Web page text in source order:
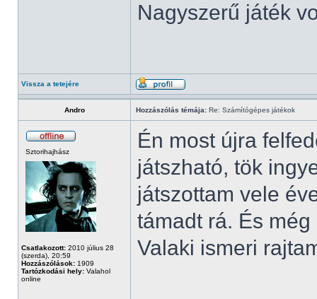
Nagyszerű játék
Vissza a tetejére
Andro Hozzászólás témája: Re: Számítógépes játékok
Sztorihajhász
Csatlakozott: 2010 július 28
(szerda), 20:59
Hozzászólások: 1909
Tartózkodási hely: Valahol
online
Én most újra
játszható, tök
játszottam vele
támadt rá. És
Valaki ismeri